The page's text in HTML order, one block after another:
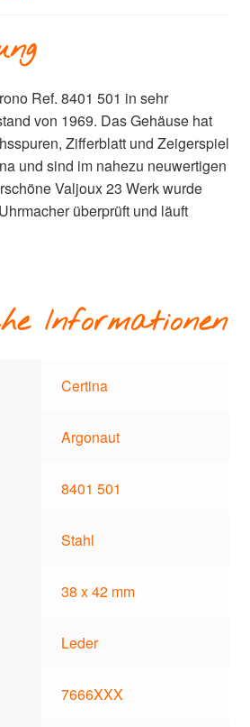
Ref. 8401 501 in sehr
von 1969. Das Gehäuse hat
Zifferblatt und Zeigerspiel
und sind im nahezu neuwertigen
Valjoux 23 Werk wurde
überprüft und läuft
Informationen
Certina
Argonaut
8401 501
Stahl
38 x 42 mm
Leder
7666XXX